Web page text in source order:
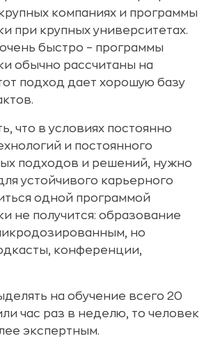
компаниях и программы
при крупных университетах.
быстро – программы
обычно рассчитаны на
подход дает хорошую базу
что в условиях постоянно
и постоянного
подходов и решений, нужно
устойчивого карьерного
одной программой
не получится: образование
но
конференции,
на обучение всего 20
час раз в неделю, то человек
экспертным.